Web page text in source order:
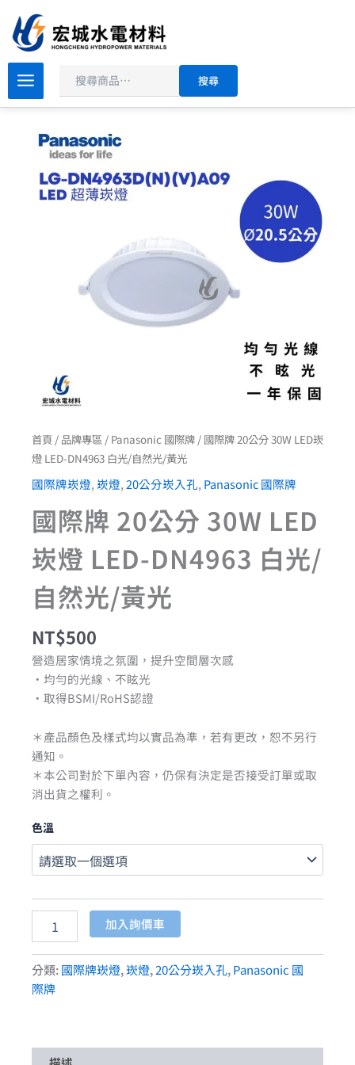
要
容
尋
搜尋
首頁 / 品牌專區 / Panasonic 國際牌 / 國際牌 20公分 30W LED崁
燈 LED-DN4963 白光/自然光/黃光
國際牌崁燈,崁燈,20公分崁入孔, Panasonic 國際牌
國際牌 20公分 30W LED
崁燈 LED-DN4963 白光/
自然光/黃光
NT$500
營造居家情境之氛圍，提升空間層次感
•均勻的光線、不眩光
•取得BSMI/RoHS認證
＊產品顏色及樣式均以實品為準，若有更改，恕不另行
通知。
＊本公司對於下單內容，仍保有決定是否接受訂單或取
消出貨之權利。
色溫
國
際
牌
公
分
30W
LED
崁
加入詢價車
分類:國際牌崁燈,崁燈,20公分崁入孔,Panasonic 國
際牌